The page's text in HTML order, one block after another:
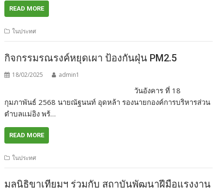
READ MORE
ในประทศ
กิจกรรมรณรงค์หยุดเผา ป้องกันฝุ่น PM2.5
18/02/2025 admin1
วันอังคาร ที่ 18
กุมภาพันธ์ 2568 นายณัฐนนท์ อุดหล้า รองนายกองค์การบริหารส่วน
ตำบลแม่อิง พร้…
READ MORE
ในประทศ
มูลนิธิขาเทียมฯ ร่วมกับ สถาบันพัฒนาฝีมือแรงงาน